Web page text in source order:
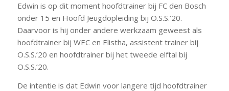
Edwin is op dit moment hoofdtrainer bij FC den Bosch
onder 15 en Hoofd Jeugdopleiding bij O.S.S.’20.
Daarvoor is hij onder andere werkzaam geweest als
hoofdtrainer bij WEC en Elistha, assistent trainer bij
O.S.S.’20 en hoofdtrainer bij het tweede elftal bij
O.S.S.’20.
De intentie is dat Edwin voor langere tijd hoofdtrainer